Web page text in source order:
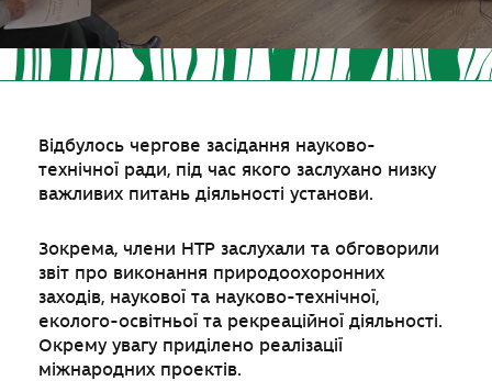
Відбулось чергове засідання науково-
технічної ради, під час якого заслухано низку
важливих питань діяльності установи.
Зокрема, члени НТР заслухали та обговорили
звіт про виконання природоохоронних
заходів, наукової та науково-технічної,
еколого-освітньої та рекреаційної діяльності.
Окрему увагу приділено реалізації
міжнародних проектів.